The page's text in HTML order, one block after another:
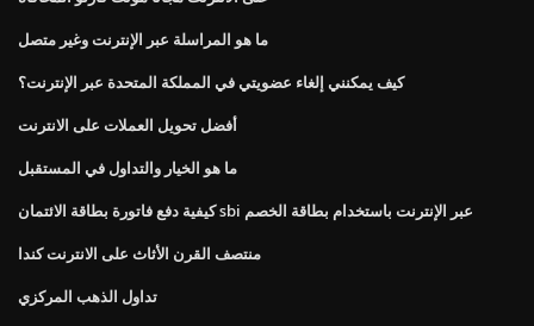
ما هو المراسلة عبر الإنترنت وغير متصل
كيف يمكنني إلغاء عضويتي في المملكة المتحدة عبر الإنترنت؟
أفضل تحويل العملات على الانترنت
ما هو الخيار والتداول في المستقبل
كيفية دفع فاتورة بطاقة الائتمان sbi عبر الإنترنت باستخدام بطاقة الخصم
منتصف القرن الأثاث على الانترنت كندا
تداول الذهب المركزي